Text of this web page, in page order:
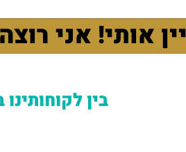
אותי! אני
בין